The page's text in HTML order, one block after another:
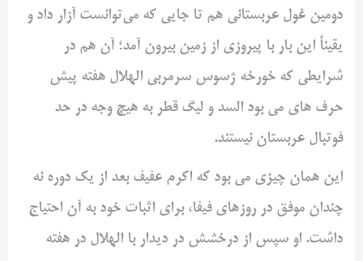
دومین غول عربستانی هم تا جایی که می‌توانست آزار داد و
یقیناً این بار با پیروزی از زمین بیرون آمد؛ آن هم در
شرایطی که خورخه ژسوس سرمربی الهلال هفته پیش
حرف های می بود السد و لیگ قطر به هیچ وجه در حد
فوتبال عربستان نیستند.
این همان چیزی می بود که اکرم عفیف بعد از یک دوره نه
چندان موفق در روزهای فیفا، برای اثبات خود به آن احتیاج
داشت. او سپس از درخشش در دیدار با الهلال در هفته